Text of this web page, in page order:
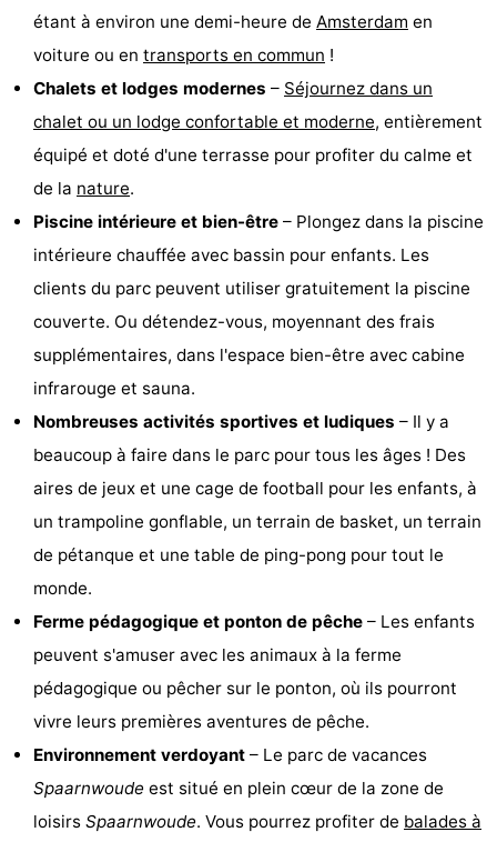
vue
Croisières
Visites
guidées
Randonnée
Divertissement
Nocturne
Aliments
Boissons
Grands
Magasins
Faire
vélo
Événements
Spécial
Canaux
étant à environ une demi-heure de Amsterdam en
voiture ou en transports en commun !
Chalets et lodges modernes – Séjournez dans un
chalet ou un lodge confortable et moderne, entièrement
équipé et doté d'une terrasse pour profiter du calme et
de la nature.
Piscine intérieure et bien-être – Plongez dans la piscine
intérieure chauffée avec bassin pour enfants. Les
clients du parc peuvent utiliser gratuitement la piscine
couverte. Ou détendez-vous, moyennant des frais
supplémentaires, dans l'espace bien-être avec cabine
infrarouge et sauna.
Nombreuses activités sportives et ludiques – Il y a
beaucoup à faire dans le parc pour tous les âges ! Des
aires de jeux et une cage de football pour les enfants, à
un trampoline gonflable, un terrain de basket, un terrain
de pétanque et une table de ping-pong pour tout le
monde.
Ferme pédagogique et ponton de pêche – Les enfants
peuvent s'amuser avec les animaux à la ferme
pédagogique ou pêcher sur le ponton, où ils pourront
vivre leurs premières aventures de pêche.
Environnement verdoyant – Le parc de vacances
Spaarnwoude est situé en plein cœur de la zone de
loisirs Spaarnwoude. Vous pourrez profiter de balades à